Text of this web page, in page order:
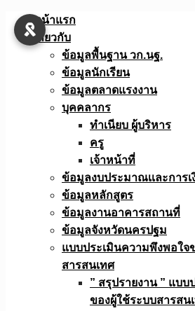
Skip
หน้าแรก
เกี่ยวกับ
ข้อมูลพื้นฐาน วก.นฐ.
ข้อมูลนักเรียน
ข้อมูลตลาดแรงงาน
บุคคลากร
ทำเนียบ ผู้บริหาร
ครู
เจ้าหน้าที่
ข้อมูลงบประมาณเเละการเ
ข้อมูลหลักสูตร
ข้อมูลงานอาคารสถานที่
ข้อมูลจังหวัดนครปฐม
แบบประเมินความพึงพอใจ
สารสนเทศ
” สรุปรายงาน ” แบ
ของผู้ใช้ระบบสารสน